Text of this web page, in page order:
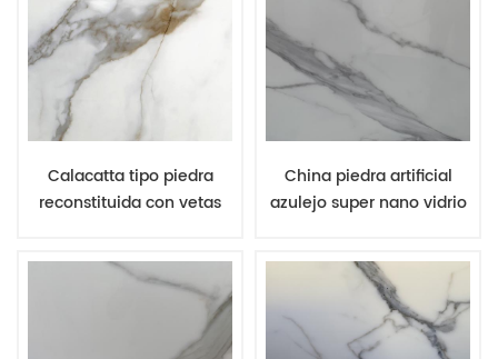
Calacatta tipo piedra
reconstituida con vetas
Para tamaño de azulejos
artificiales
China piedra artificial
azulejo super nano vidrio